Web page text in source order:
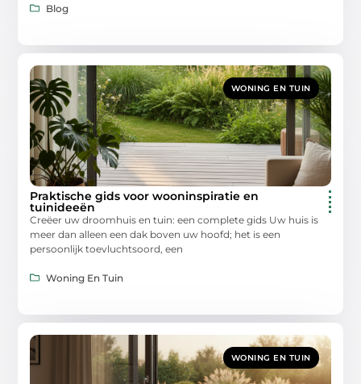
Blog
WONING EN TUIN
Praktische gids voor wooninspiratie en
tuinideeën
Creëer uw droomhuis en tuin: een complete gids Uw huis is
meer dan alleen een dak boven uw hoofd; het is een
persoonlijk toevluchtsoord, een
Woning En Tuin
WONING EN TUIN